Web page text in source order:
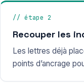
// étape 2
Recouper les
Les lettres déjà
points d’ancrage